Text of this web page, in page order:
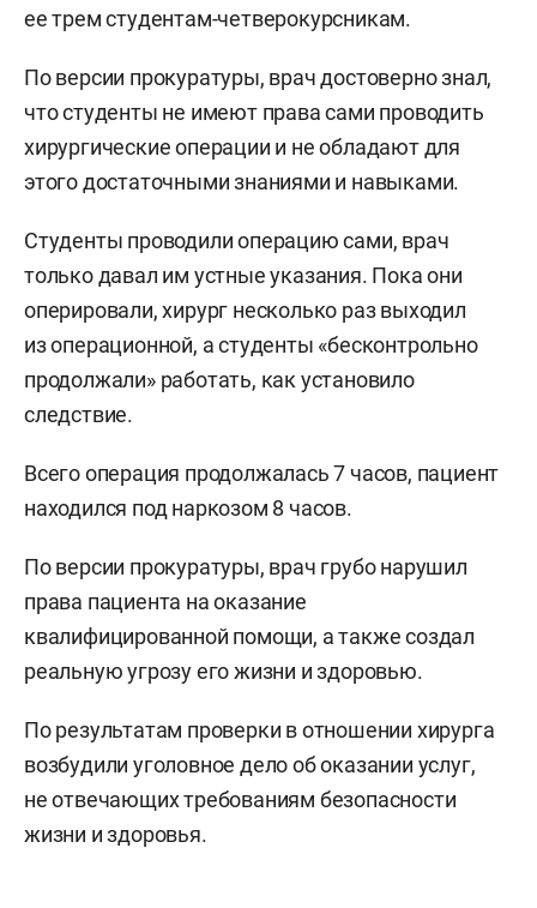
ее трем студентам-четверокурсникам.
По версии прокуратуры, врач достоверно знал,
что студенты не имеют права сами проводить
хирургические операции и не обладают для
этого достаточными знаниями и навыками.
Студенты проводили операцию сами, врач
только давал им устные указания. Пока они
оперировали, хирург несколько раз выходил
из операционной, а студенты «бесконтрольно
продолжали» работать, как установило
следствие.
Всего операция продолжалась 7 часов, пациент
находился под наркозом 8 часов.
По версии прокуратуры, врач грубо нарушил
права пациента на оказание
квалифицированной помощи, а также создал
реальную угрозу его жизни и здоровью.
По результатам проверки в отношении хирурга
возбудили уголовное дело об оказании услуг,
не отвечающих требованиям безопасности
жизни и здоровья.